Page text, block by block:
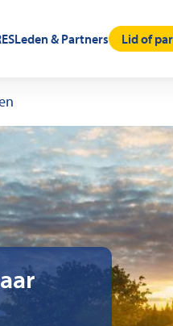
Leden & Partners Lid of